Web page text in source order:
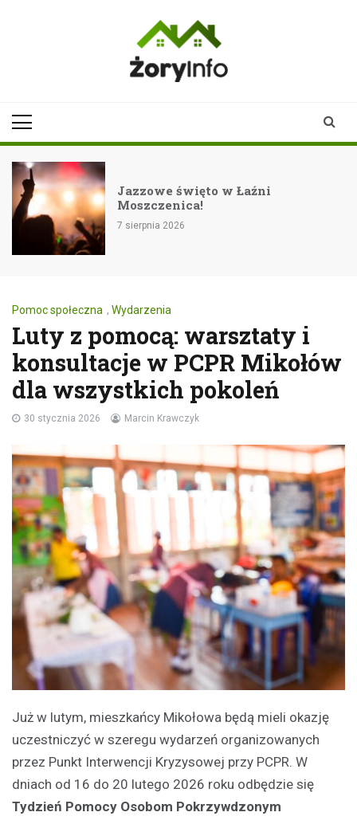
Jazzowe święto w Łaźni
Moszczenica!
7 sierpnia 2026
Pomoc społeczna , Wydarzenia
Luty z pomocą: warsztaty i
konsultacje w PCPR Mikołów
dla wszystkich pokoleń
30 stycznia 2026 Marcin Krawczyk
Już w lutym, mieszkańcy Mikołowa będą mieli okazję
uczestniczyć w szeregu wydarzeń organizowanych
przez Punkt Interwencji Kryzysowej przy PCPR. W
dniach od 16 do 20 lutego 2026 roku odbędzie się
Tydzień Pomocy Osobom Pokrzywdzonym